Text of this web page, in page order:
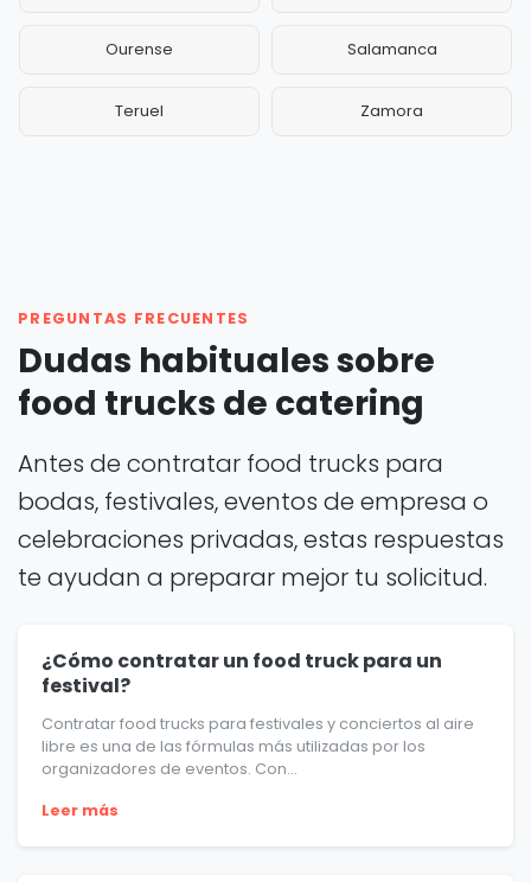
Ourense Salamanca
Teruel Zamora
PREGUNTAS FRECUENTES
Dudas habituales sobre
food trucks de catering
Antes de contratar food trucks para
bodas, festivales, eventos de empresa o
celebraciones privadas, estas respuestas
te ayudan a preparar mejor tu solicitud.
¿Cómo contratar un food truck para un
festival?
Contratar food trucks para festivales y conciertos al aire
libre es una de las fórmulas más utilizadas por los
organizadores de eventos. Con...
Leer más